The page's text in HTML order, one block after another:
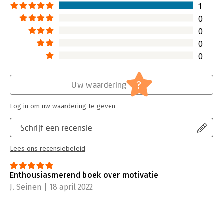
1
0
0
0
0
Schrijf een recensie
Lees ons recensiebeleid
Uw waardering ?
Log in om uw waardering te geven
Enthousiasmerend boek over motivatie
J. Seinen | 18 april 2022